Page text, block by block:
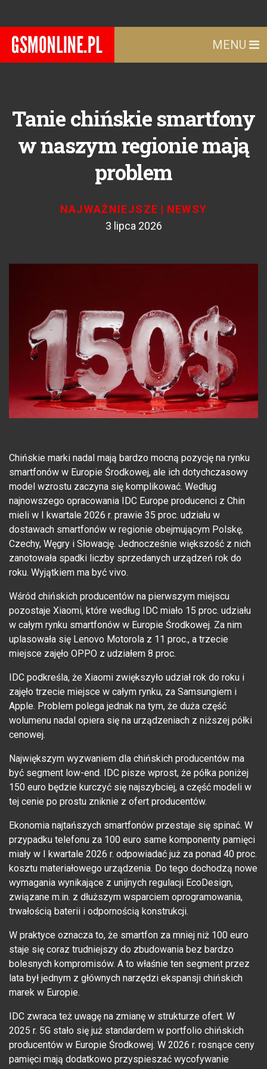
MENU
Tanie chińskie smartfony
w naszym regionie mają
problem
NAJWAŻNIEJSZE | NEWSY
3 lipca 2026
Chińskie marki nadal mają bardzo mocną pozycję na rynku
smartfonów w Europie Środkowej, ale ich dotychczasowy
model wzrostu zaczyna się komplikować. Według
najnowszego opracowania IDC Europe producenci z Chin
mieli w I kwartale 2026 r. prawie 35 proc. udziału w
dostawach smartfonów w regionie obejmującym Polskę,
Czechy, Węgry i Słowację. Jednocześnie większość z nich
zanotowała spadki liczby sprzedanych urządzeń rok do
roku. Wyjątkiem ma być vivo.
Wśród chińskich producentów na pierwszym miejscu
pozostaje Xiaomi, które według IDC miało 15 proc. udziału
w całym rynku smartfonów w Europie Środkowej. Za nim
uplasowała się Lenovo Motorola z 11 proc., a trzecie
miejsce zajęło OPPO z udziałem 8 proc.
IDC podkreśla, że Xiaomi zwiększyło udział rok do roku i
zajęło trzecie miejsce w całym rynku, za Samsungiem i
Apple. Problem polega jednak na tym, że duża część
wolumenu nadal opiera się na urządzeniach z niższej półki
cenowej.
Największym wyzwaniem dla chińskich producentów ma
być segment low-end. IDC pisze wprost, że półka poniżej
150 euro będzie kurczyć się najszybciej, a część modeli w
tej cenie po prostu zniknie z ofert producentów.
Ekonomia najtańszych smartfonów przestaje się spinać. W
przypadku telefonu za 100 euro same komponenty pamięci
miały w I kwartale 2026 r. odpowiadać już za ponad 40 proc.
kosztu materiałowego urządzenia. Do tego dochodzą nowe
wymagania wynikające z unijnych regulacji EcoDesign,
związane m.in. z dłuższym wsparciem oprogramowania,
trwałością baterii i odpornością konstrukcji.
W praktyce oznacza to, że smartfon za mniej niż 100 euro
staje się coraz trudniejszy do zbudowania bez bardzo
bolesnych kompromisów. A to właśnie ten segment przez
lata był jednym z głównych narzędzi ekspansji chińskich
marek w Europie.
IDC zwraca też uwagę na zmianę w strukturze ofert. W
2025 r. 5G stało się już standardem w portfolio chińskich
producentów w Europie Środkowej. W 2026 r. rosnące ceny
pamięci mają dodatkowo przyspieszać wycofywanie